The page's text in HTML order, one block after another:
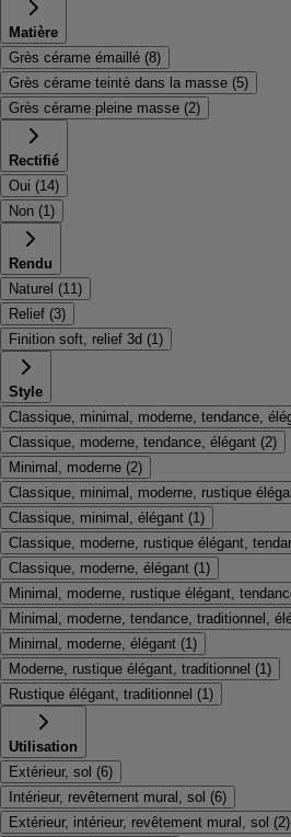
Matière
Grès cérame émaillé (8)
Grès cérame teinté dans la masse (5)
Grès cérame pleine masse (2)
Rectifié
Oui (14)
Non (1 )
Rendu
Naturel (11 )
Relief (3)
Finition soft, relief 3d (1 )
Style
Classique, minimal, moderne, tendance,
Classique, moderne, tendance, élégant (2)
Minimal, moderne (2)
Classique, minimal, moderne, rustique
Classique, minimal, élégant (1 )
Classique, moderne, rustique élégant,
Classique, moderne, élégant (1 )
Minimal, moderne, rustique élégant,
Minimal, moderne, tendance, traditionnel,
Minimal, moderne, élégant (1 )
Moderne, rustique élégant, traditionnel (1 )
Rustique élégant, traditionnel (1 )
Utilisation
Extérieur, sol (6)
Intérieur, revêtement mural, sol (6)
Extérieur, intérieur, revêtement mural, sol (2)